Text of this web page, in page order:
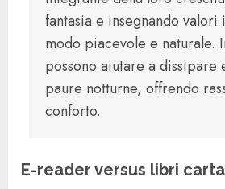
fantasia e insegnando
modo piacevole e naturale.
possono aiutare a dissipare
paure notturne, offrendo
conforto.
E-reader versus libri